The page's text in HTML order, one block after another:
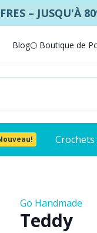
– JUSQU'À
Blog🌕 Boutique de
Crochets
Go Handmade
Teddy